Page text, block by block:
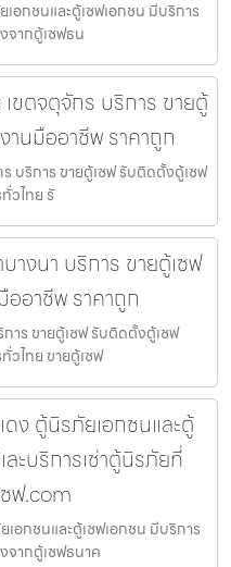
อกชนและตู้เซฟเอกชน มีบริการ
จากตู้เซฟธน
ขตจตุจักร บริการ ขายตู้
นมืออาชีพ ราคาถูก
บริการ ขายตู้เซฟ รับติดตั้งตู้เซฟ
วไทย รั
างนา บริการ ขายตู้เซฟ
อาชีพ ราคาถูก
าร ขายตู้เซฟ รับติดตั้งตู้เซฟ
วไทย ขายตู้เซฟ
ง ตู้นิรภัยเอกชนและตู้
ละบริการเช่าตู้นิรภัยที่
ฟ.com
อกชนและตู้เซฟเอกชน มีบริการ
จากตู้เซฟธนาค